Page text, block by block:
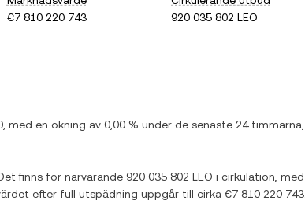
€7 810 220 743
920 035 802 LEO
, med en ökning av 0,00 % under de senaste 24 timmarna,
Det finns för närvarande 920 035 802 LEO i cirkulation, med
efter full utspädning uppgår till cirka €7 810 220 743